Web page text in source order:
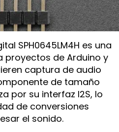
SPH0645LM4H es una
proyectos de Arduino y
captura de audio
de tamaño
por su interfaz I2S, lo
de conversiones
el sonido.